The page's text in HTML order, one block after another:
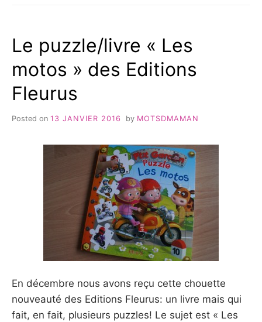
Le puzzle/livre « Les
motos » des Editions
Fleurus
Posted on 13 JANVIER 2016 by MOTSDMAMAN
En décembre nous avons reçu cette chouette
nouveauté des Editions Fleurus: un livre mais qui
fait, en fait, plusieurs puzzles! Le sujet est « Les